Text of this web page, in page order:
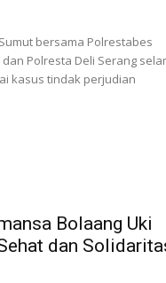
bersama Polrestabes
Polresta Deli Serang
kasus tindak perjudian
Bolaang Uki
dan